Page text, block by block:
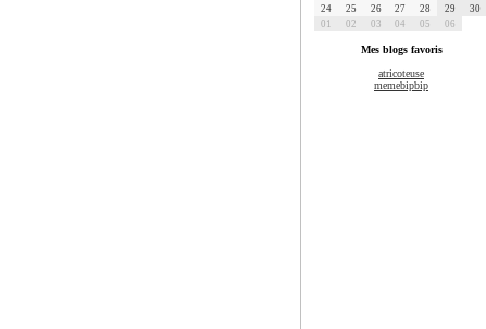
24
25 26 27 28 29
30
01
02 03 04 05 06
Mes blogs favoris
atricoteuse
memebipbip